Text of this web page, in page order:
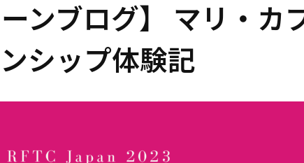
ーンブログ】 マリ・カ
シップ体験記